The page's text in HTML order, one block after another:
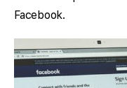
Facebook.